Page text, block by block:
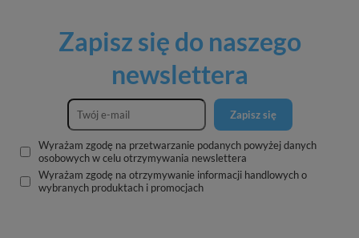
Zapisz się do naszego
newslettera
Zapisz się
Wyrażam zgodę na przetwarzanie podanych powyżej danych
osobowych w celu otrzymywania newslettera
Wyrażam zgodę na otrzymywanie informacji handlowych o
wybranych produktach i promocjach